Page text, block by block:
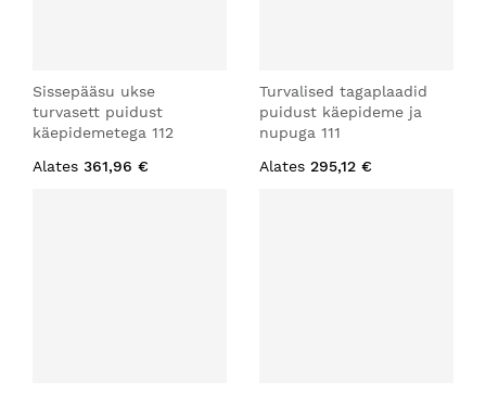
Sissepääsu ukse
turvasett puidust
käepidemetega 112
Alates 361,96 €
Turvalised tagaplaadid
puidust käepideme ja
nupuga 111
Alates 295,12 €